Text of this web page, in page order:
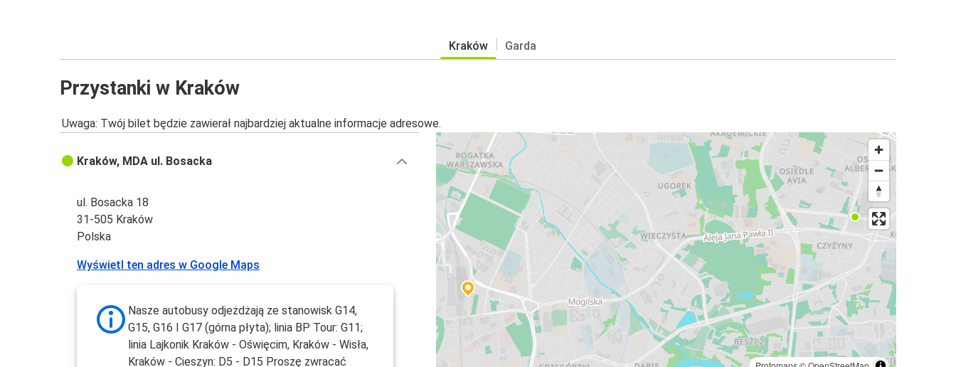
Kraków Garda
Przystanki w Kraków
Uwaga: Twój bilet będzie zawierał najbardziej aktualne informacje adresowe.
Kraków, MDA ul. Bosacka
ul. Bosacka 18
31-505 Kraków
Polska
Wyświetl ten adres w Google Maps
Nasze autobusy odjeżdżają ze stanowisk G14,
G15, G16 I G17 (górna płyta); linia BP Tour: G11;
linia Lajkonik Kraków - Oświęcim, Kraków - Wisła,
Kraków - Cieszyn: D5 - D15 Proszę zwracać